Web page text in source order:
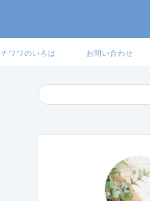
チワワのいろは お問い合わせ